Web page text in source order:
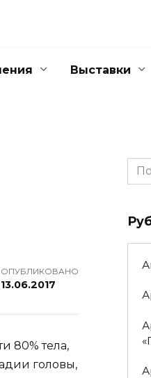
Выставки
ОПУБЛИКОВАНО
13.06.2017
80% тела,
головы,
for: